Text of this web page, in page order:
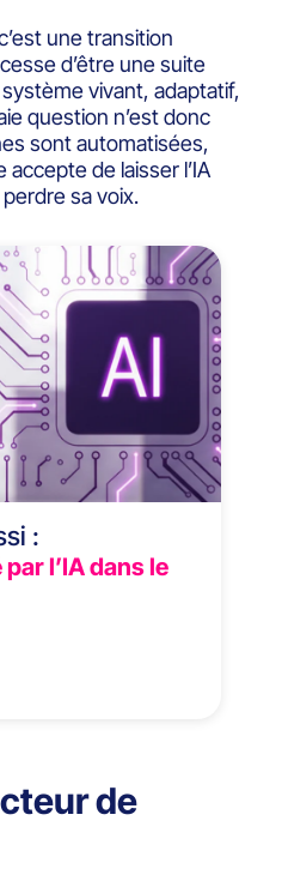
une transition
d’être une suite
vivant, adaptatif,
question n’est donc
sont automatisées,
accepte de laisser l’IA
sa voix.
:
l’IA dans le
de